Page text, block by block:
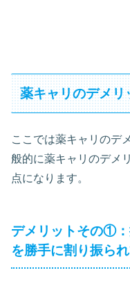
薬キャリのデメリ
ここでは薬キャリのデ
般的に薬キャリのデメ
点になります。
デメリットその①
を勝手に割り振ら